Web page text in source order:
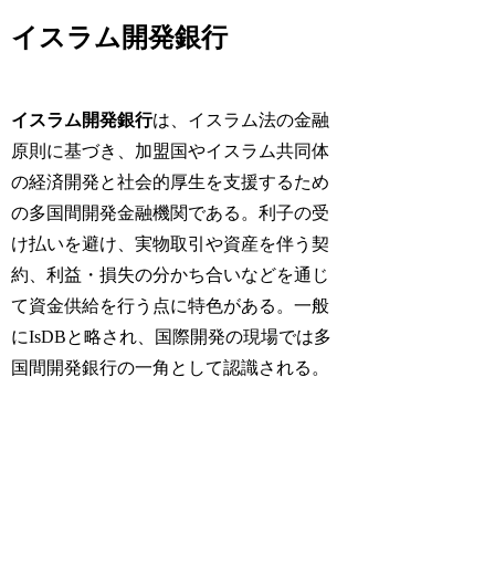
イスラム開発銀行
イスラム開発銀行は、イスラム法の金融
原則に基づき、加盟国やイスラム共同体
の経済開発と社会的厚生を支援するため
の多国間開発金融機関である。利子の受
け払いを避け、実物取引や資産を伴う契
約、利益・損失の分かち合いなどを通じ
て資金供給を行う点に特色がある。一般
にIsDBと略され、国際開発の現場では多
国間開発銀行の一角として認識される。